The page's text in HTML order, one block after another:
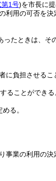
第1号)を市長に
用の可否を
ったときは、そ
負担させるこ
ることができる
る。
事業の利用の